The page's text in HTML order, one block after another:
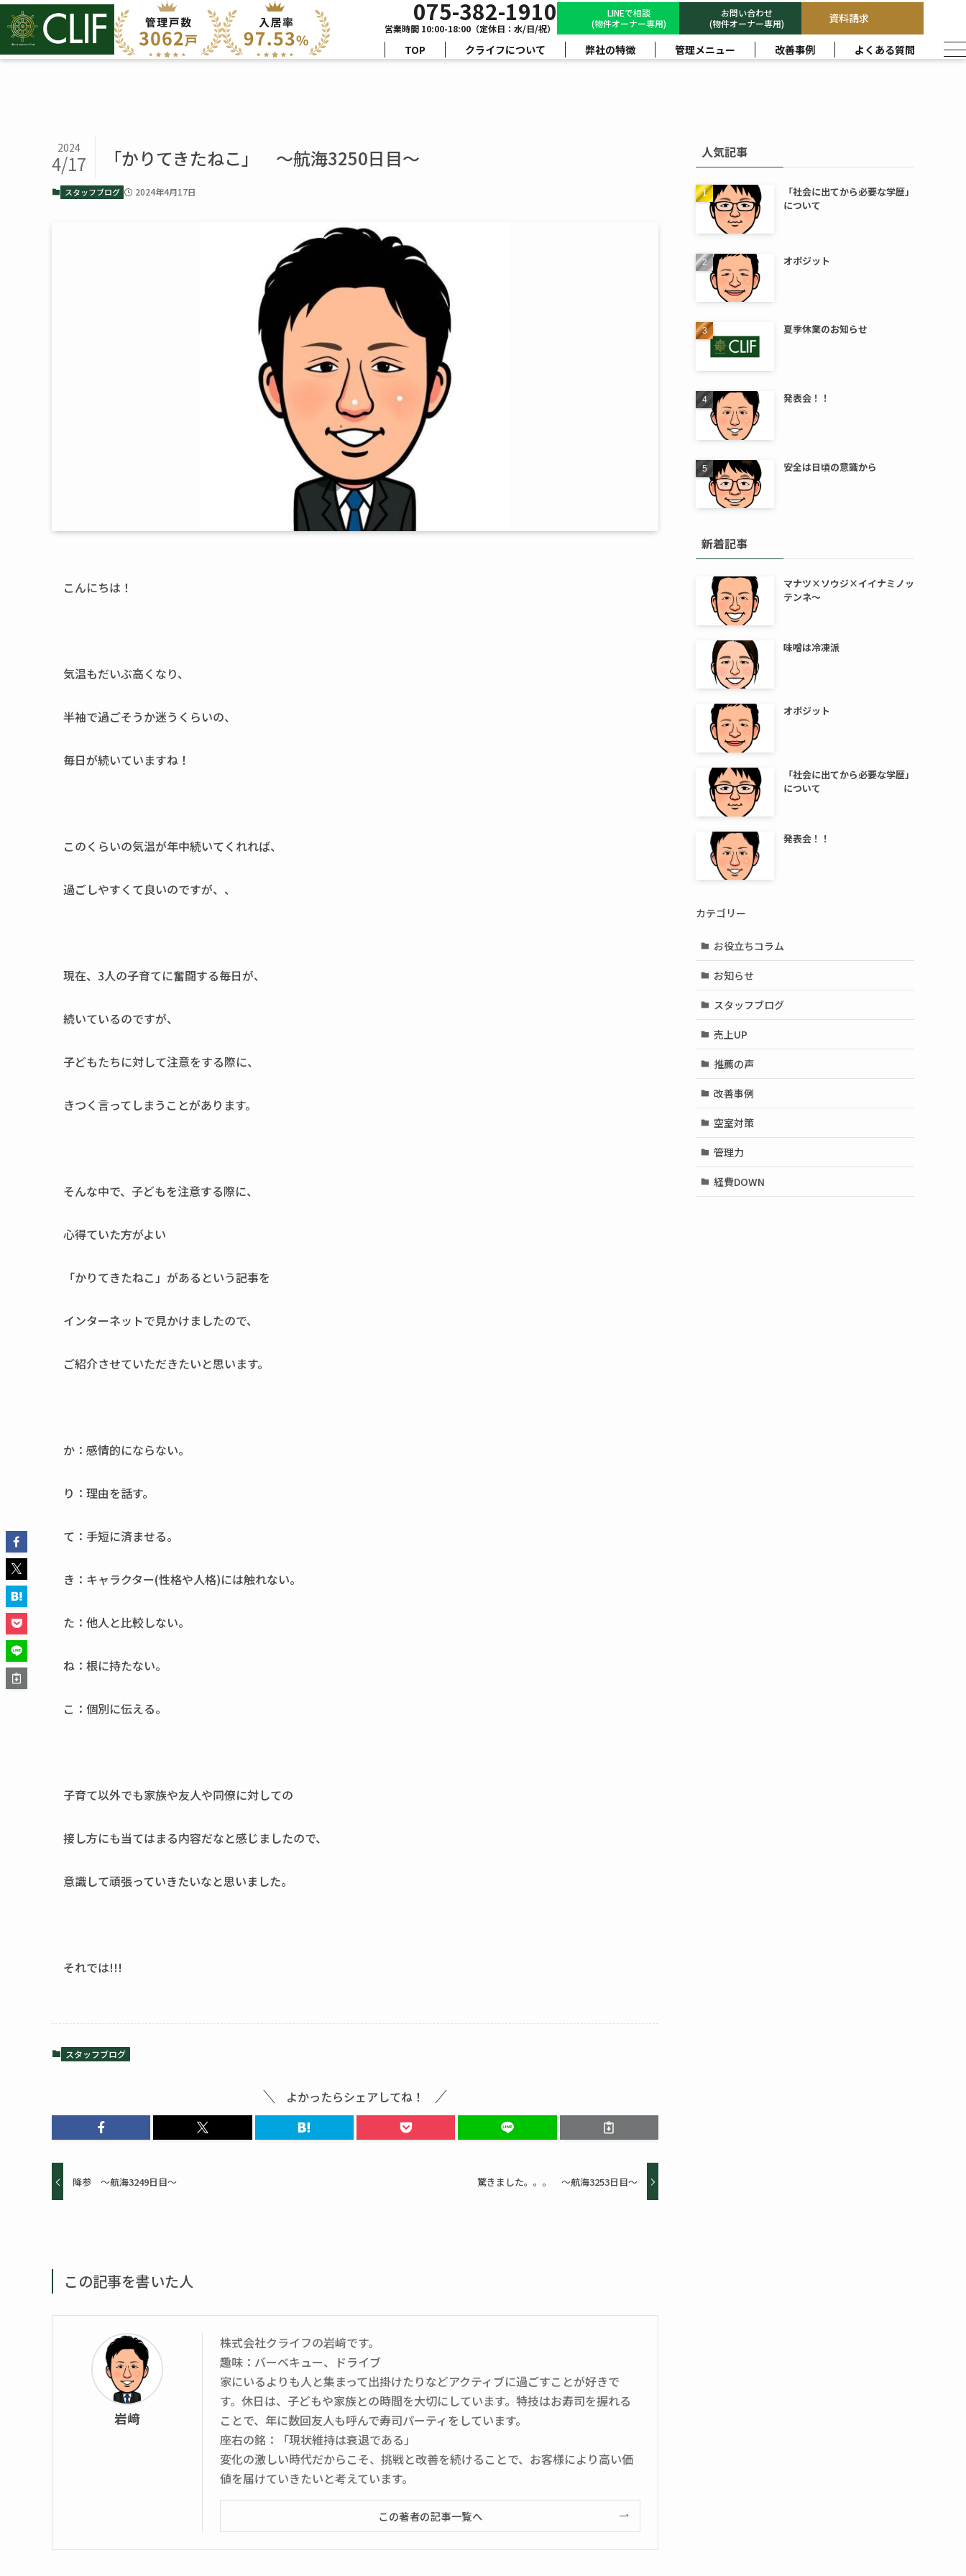
075-382-1910
営業時間 10:00-18:00（定休日：水/日/祝）
LINEで相談
(物件オーナー専用)
お問い合わせ
(物件オーナー専用)
資料請求
TOP クライフについて 弊社の特徴 管理メニュー 改善事例 よくある質問
「かりてきたねこ」 ～航海3250日目～
2024
4/17
スタッフブログ 2024年4月17日
こんにちは！
気温もだいぶ高くなり、
半袖で過ごそうか迷うくらいの、
毎日が続いていますね！
このくらいの気温が年中続いてくれれば、
過ごしやすくて良いのですが、、
現在、3人の子育てに奮闘する毎日が、
続いているのですが、
子どもたちに対して注意をする際に、
きつく言ってしまうことがあります。
そんな中で、子どもを注意する際に、
心得ていた方がよい
「かりてきたねこ」があるという記事を
インターネットで見かけましたので、
ご紹介させていただきたいと思います。
か：感情的にならない。
り：理由を話す。
て：手短に済ませる。
き：キャラクター(性格や人格)には触れない。
た：他人と比較しない。
ね：根に持たない。
こ：個別に伝える。
子育て以外でも家族や友人や同僚に対しての
接し方にも当てはまる内容だなと感じましたので、
意識して頑張っていきたいなと思いました。
それでは!!!
スタッフブログ
よかったらシェアしてね！
降参 ～航海3249日目～ 驚きました。。。 ～航海3253日目～
この記事を書いた人
岩﨑
株式会社クライフの岩﨑です。
趣味：バーベキュー、ドライブ
家にいるよりも人と集まって出掛けたりなどアクティブに過ごすことが好きで
す。休日は、子どもや家族との時間を大切にしています。特技はお寿司を握れる
ことで、年に数回友人も呼んで寿司パーティをしています。
座右の銘：「現状維持は衰退である」
変化の激しい時代だからこそ、挑戦と改善を続けることで、お客様により高い価
値を届けていきたいと考えています。
この著者の記事一覧へ
人気記事
「社会に出てから必要な学歴」
について
オポジット
夏季休業のお知らせ
発表会！！
安全は日頃の意識から
新着記事
マナツ×ソウジ×イイナミノッ
テンネ～
味噌は冷凍派
オポジット
「社会に出てから必要な学歴」
について
発表会！！
カテゴリー
お役立ちコラム
お知らせ
スタッフブログ
売上UP
推薦の声
改善事例
空室対策
管理力
経費DOWN